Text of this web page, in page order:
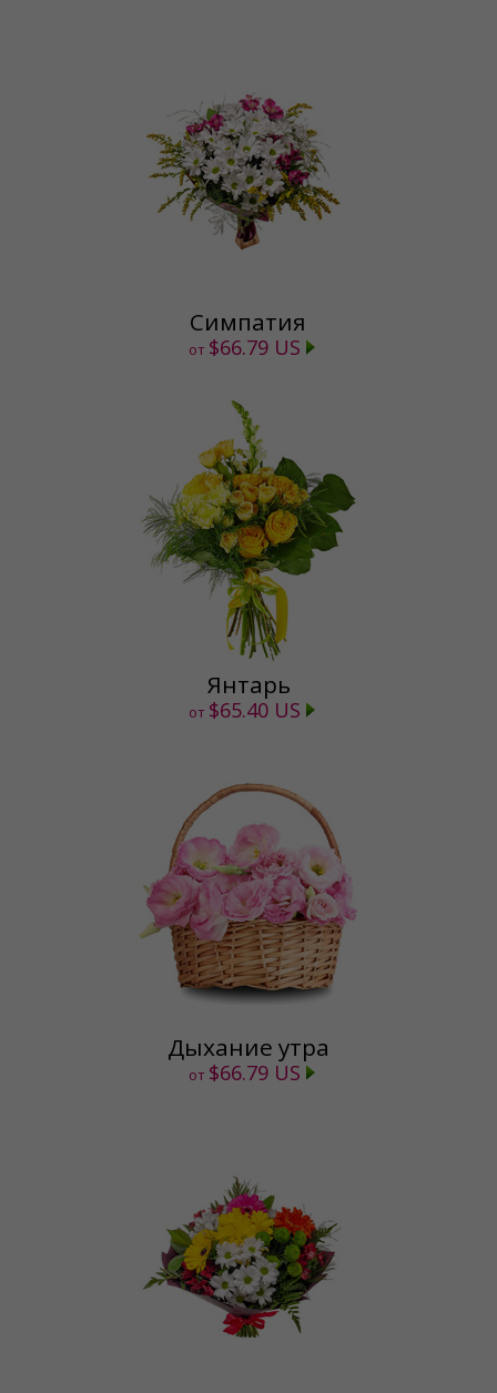
Симпатия
от $66.79 US
Янтарь
от $65.40 US
Дыхание утра
от $66.79 US